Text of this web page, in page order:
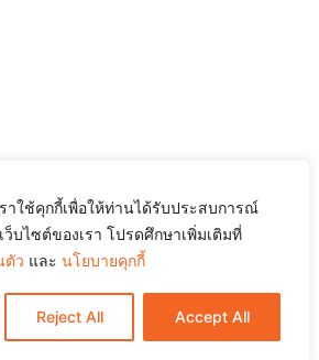
ราใช้คุกกี้เพื่อให้ท่านได้รับประสบการณ์
บไซต์ของเรา โปรดศึกษาเพิ่มเติมที่
ตัว และ นโยบายคุกกี้
Reject All Accept All